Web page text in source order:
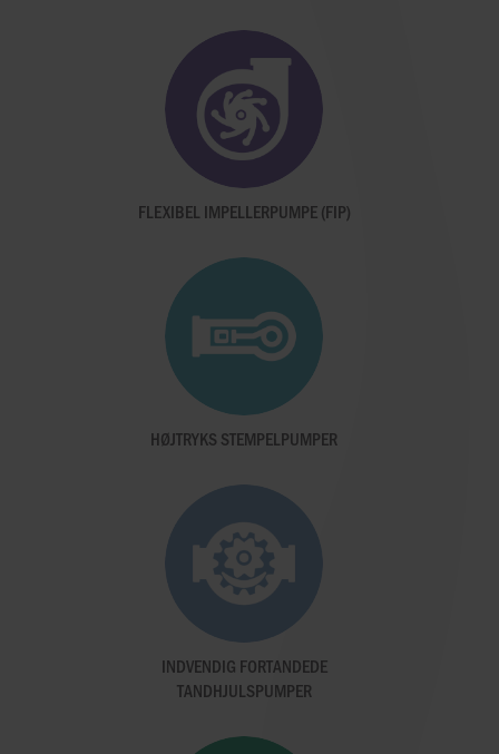
FLEXIBEL IMPELLERPUMPE (FIP)
HØJTRYKS STEMPELPUMPER
INDVENDIG FORTANDEDE
TANDHJULSPUMPER